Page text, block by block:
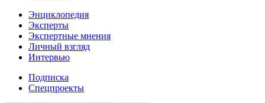
Энциклопедия
Эксперты
Экспертные мнения
Личный взгляд
Интервью
Подписка
Спецпроекты